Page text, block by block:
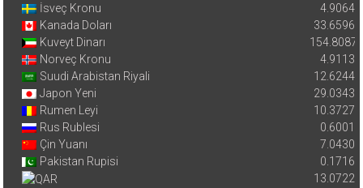
İsveç Kronu
4.9064
Kanada Doları
33.6596
Kuveyt Dinarı
154.8087
Norveç Kronu
4.9113
Suudi Arabistan Riyali
12.6244
Japon Yeni
29.0343
Rumen Leyi
10.3727
Rus Rublesi
0.6001
Çin Yuanı
7.0430
Pakistan Rupisi
0.1716
13.0722